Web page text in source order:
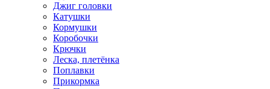
Джиг головки
Катушки
Кормушки
Коробочки
Крючки
Леска, плетёнка
Поплавки
Прикормка